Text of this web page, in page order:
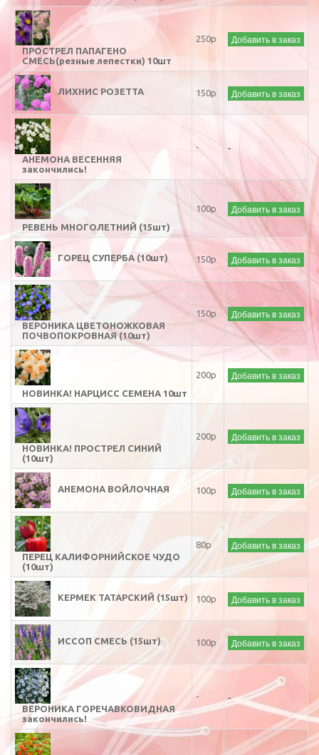
ПРОСТРЕЛ ПАПАГЕНО
СМЕСЬ(резные лепестки) 10шт
250р Добавить в заказ
ЛИХНИС РОЗЕТТА 150р Добавить в заказ
АНЕМОНА ВЕСЕННЯЯ
закончились!
- -
РЕВЕНЬ МНОГОЛЕТНИЙ (15шт)
100р Добавить в заказ
ГОРЕЦ СУПЕРБА (10шт) 150р Добавить в заказ
ВЕРОНИКА ЦВЕТОНОЖКОВАЯ
ПОЧВОПОКРОВНАЯ (10шт)
150р Добавить в заказ
НОВИНКА! НАРЦИСС СЕМЕНА 10шт
200р Добавить в заказ
НОВИНКА! ПРОСТРЕЛ СИНИЙ
(10шт)
200р Добавить в заказ
АНЕМОНА ВОЙЛОЧНАЯ 100р Добавить в заказ
ПЕРЕЦ КАЛИФОРНИЙСКОЕ ЧУДО
(10шт)
80р Добавить в заказ
КЕРМЕК ТАТАРСКИЙ (15шт) 100р Добавить в заказ
ИССОП СМЕСЬ (15шт) 100р Добавить в заказ
ВЕРОНИКА ГОРЕЧАВКОВИДНАЯ
закончились!
- -